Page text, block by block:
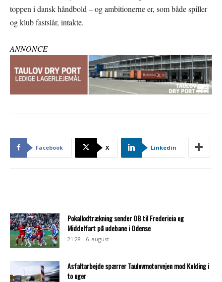
toppen i dansk håndbold – og ambitionerne er, som både spiller
og klub fastslår, intakte.
ANNONCE
Facebook X Linkedin
Pokallodtrækning sender OB til Fredericia og
Middelfart på udebane i Odense
21:28 - 6. august
Asfaltarbejde spærrer Taulovmotorvejen mod Kolding i
to uger